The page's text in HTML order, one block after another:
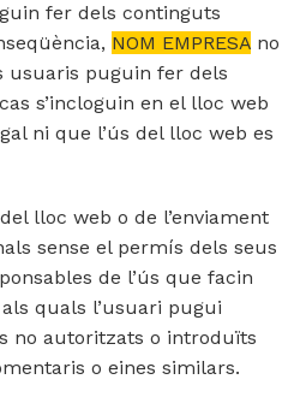
fer dels continguts
NOM EMPRESA no
usuaris puguin fer dels
s’incloguin en el lloc web
ni que l’ús del lloc web es
lloc web o de l’enviament
sense el permís dels seus
de l’ús que facin
quals l’usuari pugui
no autoritzats o introduïts
o eines similars.